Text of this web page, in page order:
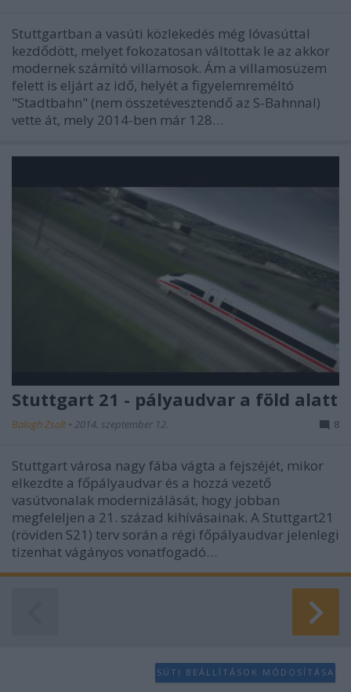
Stuttgartban a vasúti közlekedés még lóvasúttal
kezdődött, melyet fokozatosan váltottak le az akkor
modernek számító villamosok. Ám a villamosüzem
felett is eljárt az idő, helyét a figyelemreméltó
"Stadtbahn" (nem összetévesztendő az S-Bahnnal)
vette át, mely 2014-ben már 128…
Stuttgart 21 - pályaudvar a föld alatt
Balogh Zsolt • 2014. szeptember 12. 8
Stuttgart városa nagy fába vágta a fejszéjét, mikor
elkezdte a főpályaudvar és a hozzá vezető
vasútvonalak modernizálását, hogy jobban
megfeleljen a 21. század kihívásainak. A Stuttgart21
(röviden S21) terv során a régi főpályaudvar jelenlegi
tizenhat vágányos vonatfogadó…
SÜTI BEÁLLÍTÁSOK MÓDOSÍTÁSA